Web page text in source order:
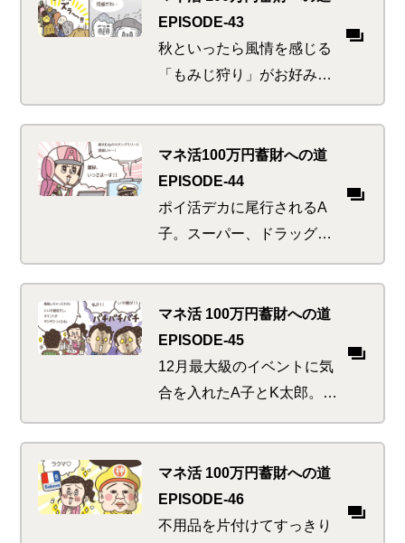
は不十分だと、飛び入り参
加のあの人が言いだし…
EPISODE-43
秋といったら風情を感じる
「もみじ狩り」がお好みな
二人。ただし考えることは
世間様も同様。行楽地への
行き帰りときたら、何だっ
てこんなに混み合うのか。
あ、チャージ忘れてた…
マネ活100万円蓄財への道
EPISODE-44
ポイ活デカに尾行されるA
子。スーパー、ドラッグス
トア、コンビニ、カフェ…
とお買い物を次々こなした
ところで、泳がせ「ポイ
損」捜査をされていたこと
に気が付く。もっと早く言
ってよ~…
マネ活 100万円蓄財への道
EPISODE-45
12月最大級のイベントに気
合を入れたA子とK太郎。豪
華に、そしてベタに楽しむ
夜の支払いはいつもよりち
ょっぴり背伸びした負担額
に。しかしポイント沼には
まっている人間が考えるこ
マネ活 100万円蓄財への道
EPISODE-46
不用品を片付けてすっきり